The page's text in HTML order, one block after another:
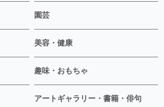
園芸
美容・健康
趣味・おもちゃ
アートギャラリー・書籍・俳句